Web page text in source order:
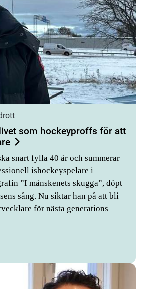
som hockeyproffs för att
snart fylla 40 år och summerar
ishockeyspelare i
”I månskenets skugga”, döpt
sång. Nu siktar han på att bli
för nästa generations